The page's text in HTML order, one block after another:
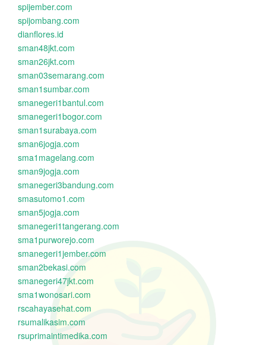
spijember.com
spijombang.com
dianflores.id
sman48jkt.com
sman26jkt.com
sman03semarang.com
sman1sumbar.com
smanegeri1bantul.com
smanegeri1bogor.com
sman1surabaya.com
sman6jogja.com
sma1magelang.com
sman9jogja.com
smanegeri3bandung.com
smasutomo1.com
sman5jogja.com
smanegeri1tangerang.com
sma1purworejo.com
smanegeri1jember.com
sman2bekasi.com
smanegeri47jkt.com
sma1wonosari.com
rscahayasehat.com
rsumalikasim.com
rsuprimaintimedika.com